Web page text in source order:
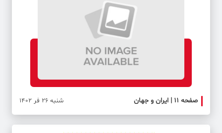
فعالیت جریان صدر یکسال تعلیق شد
ترامپ به اتهام کلاهبرداری محاکمه می شود
به روسیه سلاح نمی دهیم
صفحه ۱۱ | ایران و جهان شنبه 26 فر 1402